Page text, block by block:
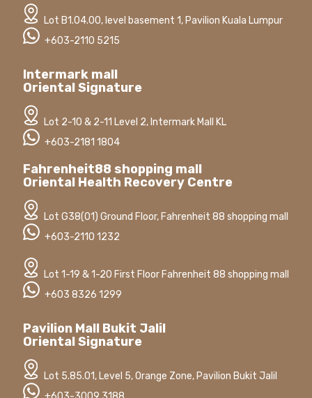
Lot B1.04.00, level basement 1, Pavilion Kuala Lumpur
+603-2110 5215
Intermark mall
Oriental Signature
Lot 2-10 & 2-11 Level 2, Intermark Mall KL
+603-2181 1804
Fahrenheit88 shopping mall
Oriental Health Recovery Centre
Lot G38(01) Ground Floor, Fahrenheit 88 shopping mall
+603-2110 1232
Lot 1-19 & 1-20 First Floor Fahrenheit 88 shopping mall
+603 8326 1299
Pavilion Mall Bukit Jalil
Oriental Signature
Lot 5.85.01, Level 5, Orange Zone, Pavilion Bukit Jalil